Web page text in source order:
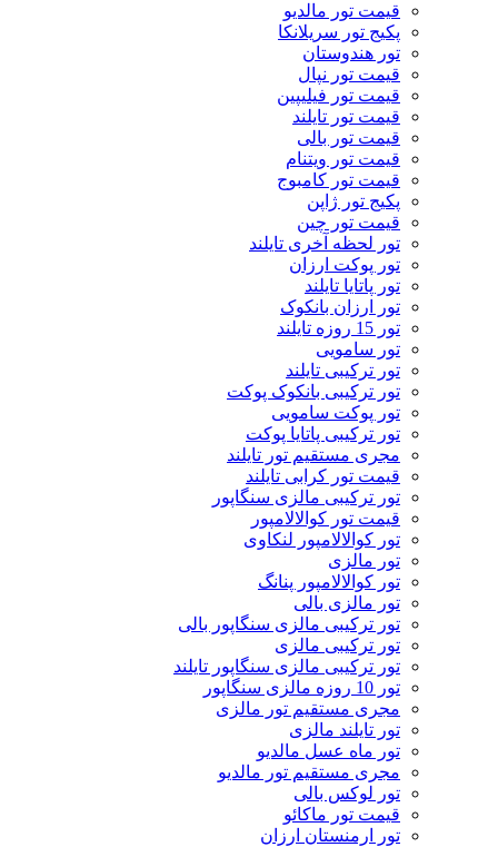
قیمت تور مالدیو
پکیج تور سریلانکا
تور هندوستان
قیمت تور نپال
قیمت تور فیلیپین
قیمت تور تایلند
قیمت تور بالی
قیمت تور ویتنام
قیمت تور کامبوج
پکیج تور ژاپن
قیمت تور چین
تور لحظه آخری تایلند
تور پوکت ارزان
تور پاتايا تايلند
تور ارزان بانکوک
تور 15 روزه تایلند
تور سامویی
تور ترکیبی تایلند
تور ترکیبی بانکوک پوکت
تور پوکت سامویی
تور ترکیبی پاتایا پوکت
مجری مستقیم تور تایلند
قیمت تور کرابی تایلند
تور ترکیبی مالزی سنگاپور
قیمت تور کوالالامپور
تور کوالالامپور لنکاوی
تور مالزی
تور کوالالامپور پنانگ
تور مالزی بالی
تور ترکیبی مالزی سنگاپور بالی
تور ترکیبی مالزی
تور ترکیبی مالزی سنگاپور تایلند
تور 10 روزه مالزی سنگاپور
مجری مستقیم تور مالزی
تور تایلند مالزی
تور ماه عسل مالدیو
مجری مستقیم تور مالدیو
تور لوکس بالی
قیمت تور ماکائو
تور ارمنستان ارزان